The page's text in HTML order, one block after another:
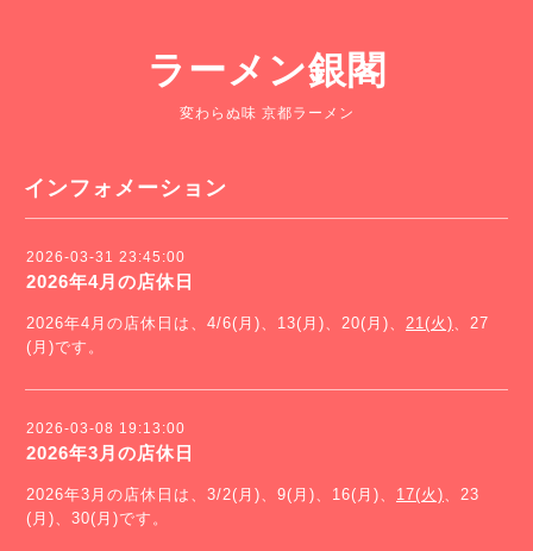
ラーメン銀閣
変わらぬ味 京都ラーメン
インフォメーション
2026-03-31 23:45:00
2026年4月の店休日
2026年4月の店休日は、4/6(月)、13(月)、20(月)、 21(火)、27
(月)です。
2026-03-08 19:13:00
2026年3月の店休日
2026年3月の店休日は、3/2(月)、9(月)、16(月)、 17(火)、23
(月)、30(月)です。